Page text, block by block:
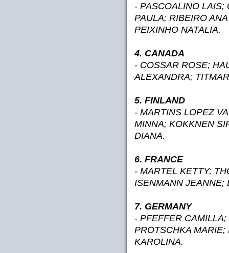
- PASCOALINO LAIS;
PAULA; RIBEIRO
PEIXINHO NATALIA.
4. CANADA
- COSSAR ROSE;
ALEXANDRA;
5. FINLAND
- MARTINS LOPEZ
MINNA; KOKKNEN
DIANA.
6. FRANCE
- MARTEL KETTY;
ISENMANN JEANNE;
7. GERMANY
- PFEFFER
PROTSCHKA
KAROLINA.